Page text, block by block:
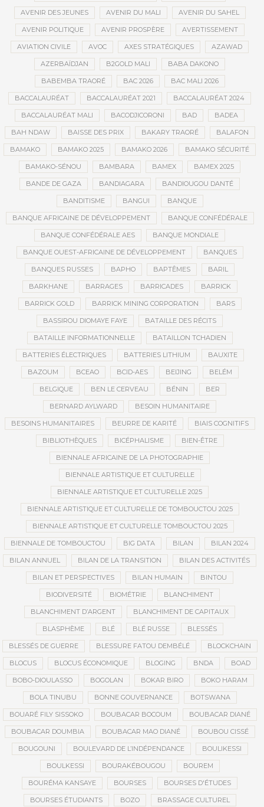
AVENIR DES JEUNES AVENIR DU MALI AVENIR DU SAHEL
AVENIR POLITIQUE AVENIR PROSPÈRE AVERTISSEMENT
AVIATION CIVILE AVOC AXES STRATÉGIQUES AZAWAD
AZERBAÏDJAN B2GOLD MALI BABA DAKONO
BABEMBA TRAORÉ BAC 2026 BAC MALI 2026
BACCALAURÉAT BACCALAURÉAT 2021 BACCALAURÉAT 2024
BACCALAURÉAT MALI BACODJICORONI BAD BADEA
BAH NDAW BAISSE DES PRIX BAKARY TRAORÉ BALAFON
BAMAKO BAMAKO 2025 BAMAKO 2026 BAMAKO SÉCURITÉ
BAMAKO-SÉNOU BAMBARA BAMEX BAMEX 2025
BANDE DE GAZA BANDIAGARA BANDIOUGOU DANTÉ
BANDITISME BANGUI BANQUE
BANQUE AFRICAINE DE DÉVELOPPEMENT BANQUE CONFÉDÉRALE
BANQUE CONFÉDÉRALE AES BANQUE MONDIALE
BANQUE OUEST-AFRICAINE DE DÉVELOPPEMENT BANQUES
BANQUES RUSSES BAPHO BAPTÊMES BARIL
BARKHANE BARRAGES BARRICADES BARRICK
BARRICK GOLD BARRICK MINING CORPORATION BARS
BASSIROU DIOMAYE FAYE BATAILLE DES RÉCITS
BATAILLE INFORMATIONNELLE BATAILLON TCHADIEN
BATTERIES ÉLECTRIQUES BATTERIES LITHIUM BAUXITE
BAZOUM BCEAO BCID-AES BEIJING BELÉM
BELGIQUE BEN LE CERVEAU BÉNIN BER
BERNARD AYLWARD BESOIN HUMANITAIRE
BESOINS HUMANITAIRES BEURRE DE KARITÉ BIAIS COGNITIFS
BIBLIOTHÈQUES BICÉPHALISME BIEN-ÊTRE
BIENNALE AFRICAINE DE LA PHOTOGRAPHIE
BIENNALE ARTISTIQUE ET CULTURELLE
BIENNALE ARTISTIQUE ET CULTURELLE 2025
BIENNALE ARTISTIQUE ET CULTURELLE DE TOMBOUCTOU 2025
BIENNALE ARTISTIQUE ET CULTURELLE TOMBOUCTOU 2025
BIENNALE DE TOMBOUCTOU BIG DATA BILAN BILAN 2024
BILAN ANNUEL BILAN DE LA TRANSITION BILAN DES ACTIVITÉS
BILAN ET PERSPECTIVES BILAN HUMAIN BINTOU
BIODIVERSITÉ BIOMÉTRIE BLANCHIMENT
BLANCHIMENT D’ARGENT BLANCHIMENT DE CAPITAUX
BLASPHÈME BLÉ BLÉ RUSSE BLESSÉS
BLESSÉS DE GUERRE BLESSURE FATOU DEMBÉLÉ BLOCKCHAIN
BLOCUS BLOCUS ÉCONOMIQUE BLOGING BNDA BOAD
BOBO-DIOULASSO BOGOLAN BOKAR BIRO BOKO HARAM
BOLA TINUBU BONNE GOUVERNANCE BOTSWANA
BOUARÉ FILY SISSOKO BOUBACAR BOCOUM BOUBACAR DIANÉ
BOUBACAR DOUMBIA BOUBACAR MAO DIANÉ BOUBOU CISSÉ
BOUGOUNI BOULEVARD DE L’INDÉPENDANCE BOULIKESSI
BOULKESSI BOURAKÉBOUGOU BOUREM
BOURÉMA KANSAYE BOURSES BOURSES D'ÉTUDES
BOURSES ÉTUDIANTS BOZO BRASSAGE CULTUREL